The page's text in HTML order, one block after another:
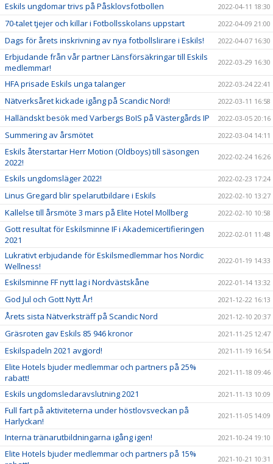
Eskils ungdomar trivs på Påsklovsfotbollen 2022-04-11 18:30
70-talet tjejer och killar i Fotbollsskolans uppstart 2022-04-09 21:00
Dags för årets inskrivning av nya fotbollslirare i Eskils! 2022-04-07 16:30
Erbjudande från vår partner Länsförsäkringar till Eskils
medlemmar!
2022-03-29 16:30
HFA prisade Eskils unga talanger 2022-03-24 22:41
Nätverksåret kickade igång på Scandic Nord! 2022-03-11 16:58
Halländskt besök med Varbergs BoIS på Västergårds IP 2022-03-05 20:16
Summering av årsmötet 2022-03-04 14:11
Eskils återstartar Herr Motion (Oldboys) till säsongen
2022!
2022-02-24 16:26
Eskils ungdomsläger 2022! 2022-02-23 17:24
Linus Gregard blir spelarutbildare i Eskils 2022-02-10 13:27
Kallelse till årsmöte 3 mars på Elite Hotel Mollberg 2022-02-10 10:58
Gott resultat för Eskilsminne IF i Akademicertifieringen
2021
2022-02-01 11:48
Lukrativt erbjudande för Eskilsmedlemmar hos Nordic
Wellness!
2022-01-19 14:33
Eskilsminne FF nytt lag i Nordvästskåne 2022-01-14 13:32
God Jul och Gott Nytt År! 2021-12-22 16:13
Årets sista Nätverksträff på Scandic Nord 2021-12-10 20:37
Gräsroten gav Eskils 85 946 kronor 2021-11-25 12:47
Eskilspadeln 2021 avgjord! 2021-11-19 16:54
Elite Hotels bjuder medlemmar och partners på 25%
rabatt!
2021-11-18 09:46
Eskils ungdomsledaravslutning 2021 2021-11-13 10:09
Full fart på aktiviteterna under höstlovsveckan på
Harlyckan!
2021-11-05 14:09
Interna tränarutbildningarna igång igen! 2021-10-24 19:10
Elite Hotels bjuder medlemmar och partners på 15%
2021-10-21 10:31